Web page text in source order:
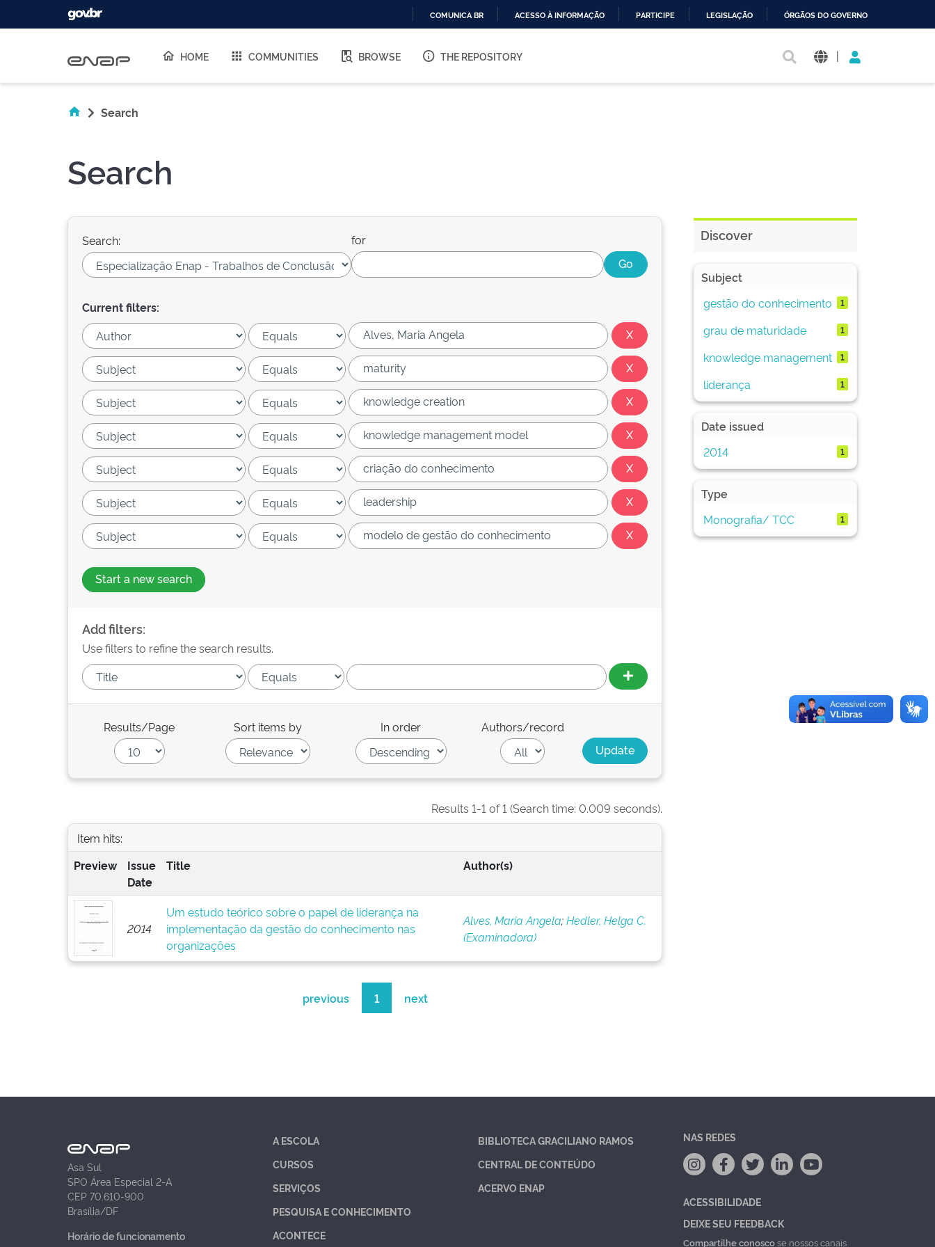
O
COMUNICA BR ACESSO À INFORMAÇÃO PARTICIPE LEGISLAÇÃO ÓRGÃOS DO GOVERNO
HOME COMMUNITIES BROWSE THE REPOSITORY |
Search
Search
Search: for
Current filters:
Start a new search
Add filters:
Use filters to refine the search results.
Results/Page Sort items by In order Authors/record
Results 1-1 of 1 (Search time: 0.009 seconds).
Item hits:
Preview
Issue
Date
Title Author(s)
2014
Um estudo teórico sobre o papel de liderança na
implementação da gestão do conhecimento nas
organizações
Alves, Maria Angela;Hedler, Helga C.
(Examinadora)
previous 1 next
Discover
Subject
gestão do conhecimento
1
grau de maturidade 1
knowledge management 1
liderança 1
Date issued
2014
1
Type
Monografia/ TCC
1
Asa Sul
SPO Área Especial 2-A
CEP 70.610-900
Brasília/DF
Horário de funcionamento
A ESCOLA
CURSOS
SERVIÇOS
PESQUISA E CONHECIMENTO
ACONTECE
BIBLIOTECA GRACILIANO RAMOS
CENTRAL DE CONTEÚDO
ACERVO ENAP
NAS REDES
ACESSIBILIDADE
DEIXE SEU FEEDBACK
Compartilhe conoscose nossos canais